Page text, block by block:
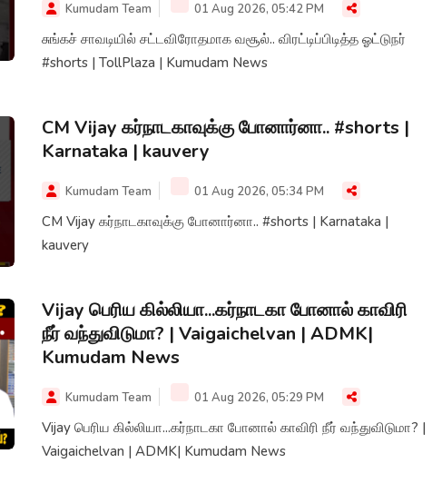
Kumudam Team 01 Aug 2026, 05:42 PM
சுங்கச் சாவடியில் சட்டவிரோதமாக வசூல்.. விரட்டிப்பிடித்த ஓட்டுநர்
#shorts | TollPlaza | Kumudam News
CM Vijay கர்நாடகாவுக்கு போனார்னா.. #shorts |
Karnataka | kauvery
Kumudam Team 01 Aug 2026, 05:34 PM
CM Vijay கர்நாடகாவுக்கு போனார்னா.. #shorts | Karnataka |
kauvery
Vijay பெரிய கில்லியா...கர்நாடகா போனால் காவிரி
நீர் வந்துவிடுமா? | Vaigaichelvan | ADMK|
Kumudam News
Kumudam Team 01 Aug 2026, 05:29 PM
Vijay பெரிய கில்லியா...கர்நாடகா போனால் காவிரி நீர் வந்துவிடுமா? |
Vaigaichelvan | ADMK| Kumudam News